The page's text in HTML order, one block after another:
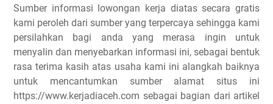
Sumber informasi lowongan kerja diatas secara gratis
kami peroleh dari sumber yang terpercaya sehingga kami
persilahkan bagi anda yang merasa ingin untuk
menyalin dan menyebarkan informasi ini, sebagai bentuk
rasa terima kasih atas usaha kami ini alangkah baiknya
untuk mencantumkan sumber alamat situs ini
https://www.kerjadiaceh.com sebagai bagian dari artikel